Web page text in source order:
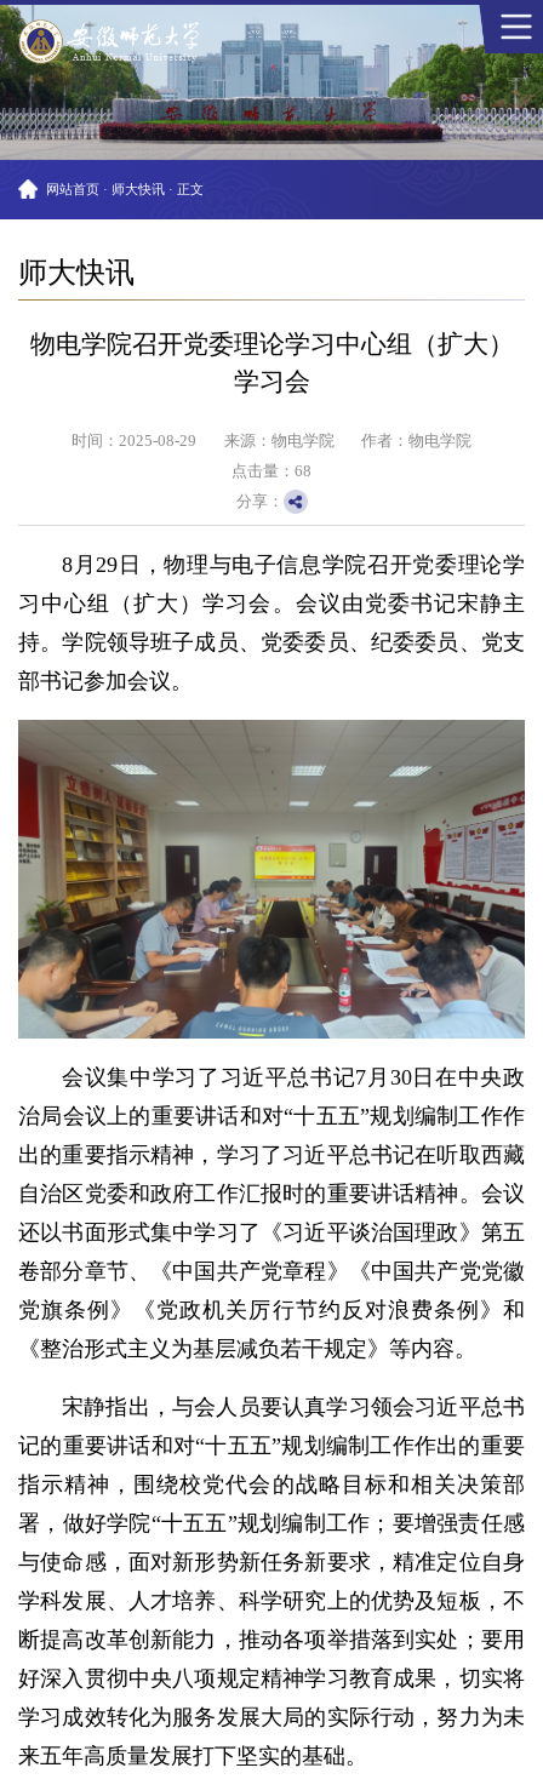
网站首页 · 师大快讯 · 正文
师大快讯
物电学院召开党委理论学习中心组（扩大）
学习会
时间：2025-08-29 来源：物电学院
作者：物电学院
点击量： 68
分享：
8月29日，物理与电子信息学院召开党委理论学
习中心组（扩大）学习会。会议由党委书记宋静主
持。学院领导班子成员、党委委员、纪委委员、党支
部书记参加会议。
会议集中学习了习近平总书记7月30日在中央政
治局会议上的重要讲话和对“十五五”规划编制工作作
出的重要指示精神，学习了习近平总书记在听取西藏
自治区党委和政府工作汇报时的重要讲话精神。会议
还以书面形式集中学习了《习近平谈治国理政》第五
卷部分章节、《中国共产党章程》《中国共产党党徽
党旗条例》《党政机关厉行节约反对浪费条例》和
《整治形式主义为基层减负若干规定》等内容。
宋静指出，与会人员要认真学习领会习近平总书
记的重要讲话和对“十五五”规划编制工作作出的重要
指示精神，围绕校党代会的战略目标和相关决策部
署，做好学院“十五五”规划编制工作；要增强责任感
与使命感，面对新形势新任务新要求，精准定位自身
学科发展、人才培养、科学研究上的优势及短板，不
断提高改革创新能力，推动各项举措落到实处；要用
好深入贯彻中央八项规定精神学习教育成果，切实将
学习成效转化为服务发展大局的实际行动，努力为未
来五年高质量发展打下坚实的基础。